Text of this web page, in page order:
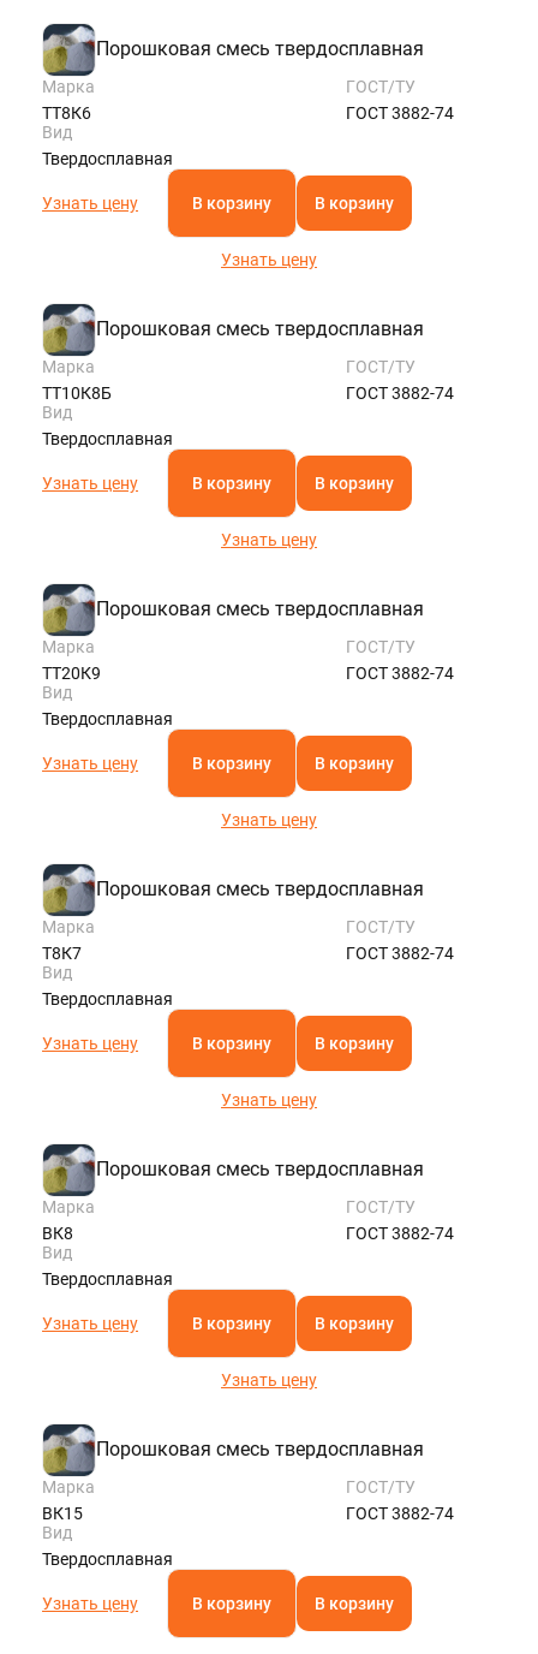
Порошковая смесь твердосплавная
Марка
ТТ8К6
ГОСТ/ТУ
ГОСТ 3882-74
Вид
Твердосплавная
Узнать цену В корзину В корзину
Узнать цену
Порошковая смесь твердосплавная
Марка
ТТ10К8Б
ГОСТ/ТУ
ГОСТ 3882-74
Вид
Твердосплавная
Узнать цену В корзину В корзину
Узнать цену
Порошковая смесь твердосплавная
Марка
ТТ20К9
ГОСТ/ТУ
ГОСТ 3882-74
Вид
Твердосплавная
Узнать цену В корзину В корзину
Узнать цену
Порошковая смесь твердосплавная
Марка
Т8К7
ГОСТ/ТУ
ГОСТ 3882-74
Вид
Твердосплавная
Узнать цену В корзину В корзину
Узнать цену
Порошковая смесь твердосплавная
Марка
ВК8
ГОСТ/ТУ
ГОСТ 3882-74
Вид
Твердосплавная
Узнать цену В корзину В корзину
Узнать цену
Порошковая смесь твердосплавная
Марка
ВК15
ГОСТ/ТУ
ГОСТ 3882-74
Вид
Твердосплавная
Узнать цену В корзину В корзину